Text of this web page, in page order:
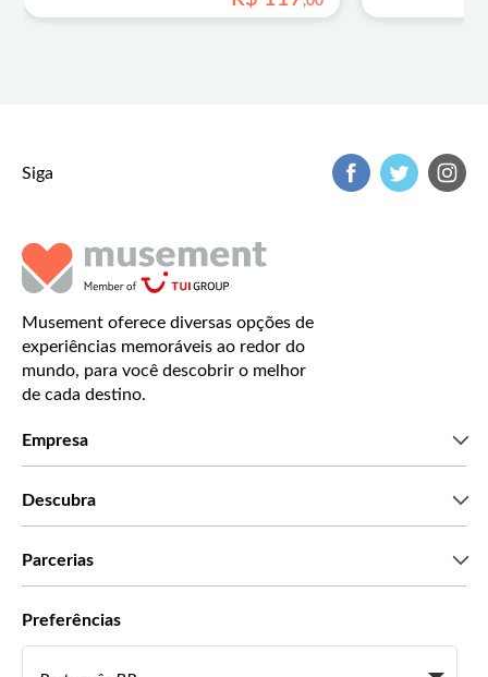
Siga
Musement oferece diversas opções de
experiências memoráveis ao redor do
mundo, para você descobrir o melhor
de cada destino.
Empresa
Descubra
Parcerias
Preferências